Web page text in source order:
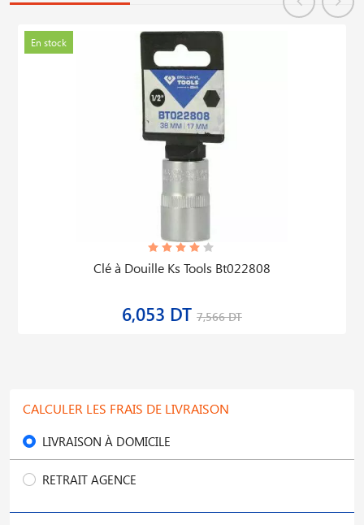
En stock
Clé à Douille Ks Tools Bt022808
6,053 DT 7,566 DT
CALCULER LES FRAIS DE LIVRAISON
LIVRAISON À DOMICILE
RETRAIT AGENCE